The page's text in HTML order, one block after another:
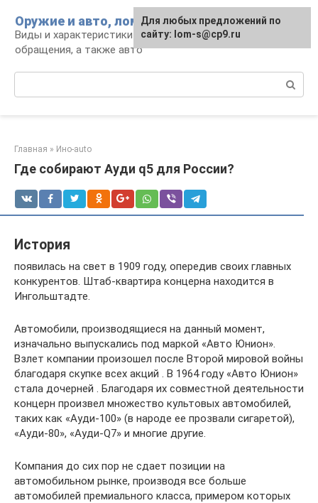
контенту
Оружие и авто, лом для мужика
Виды и характеристики оружия, правила
обращения, а также авто
Главная » Ино-auto
Где собирают Ауди q5 для России?
История
появилась на свет в 1909 году, опередив своих главных
конкурентов. Штаб-квартира концерна находится в
Ингольштадте.
Автомобили, производящиеся на данный момент,
изначально выпускались под маркой «Авто Юнион».
Взлет компании произошел после Второй мировой войны
благодаря скупке всех акций . В 1964 году «Авто Юнион»
стала дочерней . Благодаря их совместной деятельности
концерн произвел множество культовых автомобилей,
таких как «Ауди-100» (в народе ее прозвали сигаретой),
«Ауди-80», «Ауди-Q7» и многие другие.
Компания до сих пор не сдает позиции на
автомобильном рынке, производя все больше
автомобилей премиального класса, примером которых
Для любых предложений по
сайту: lom-s@cp9.ru